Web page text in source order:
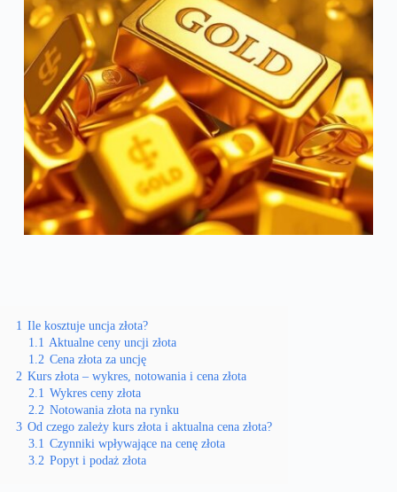
1 Ile kosztuje uncja złota?
1.1 Aktualne ceny uncji złota
1.2 Cena złota za uncję
2 Kurs złota – wykres, notowania i cena złota
2.1 Wykres ceny złota
2.2 Notowania złota na rynku
3 Od czego zależy kurs złota i aktualna cena złota?
3.1 Czynniki wpływające na cenę złota
3.2 Popyt i podaż złota